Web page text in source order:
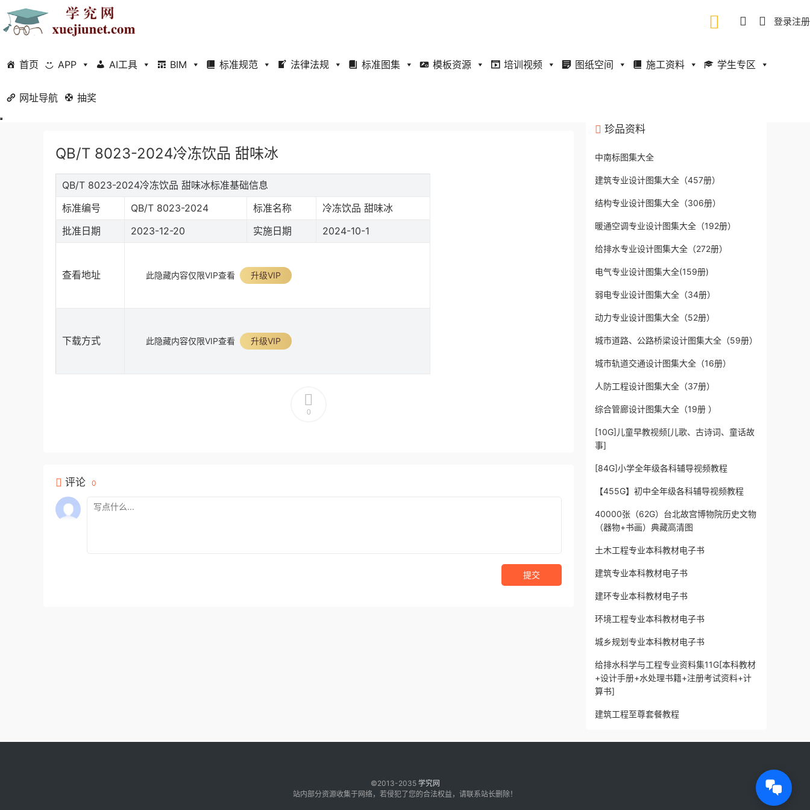
登录注册
首页 APP AI工具 BIM 标准规范 法律法规 标准图集 模板资源 培训视频 图纸空间 施工资料 学生专区
网址导航 抽奖
当前位置：首页
QB/T 8023-2024冷冻饮品 甜味冰
QB/T 8023-2024冷冻饮品 甜味冰标准基础信息
标准编号
QB/T 8023-2024 标准名称
冷冻饮品 甜味冰
批准日期
2023-12-20 实施日期 2024-10-1
查看地址 此隐藏内容仅限VIP查看 升级VIP
下载方式 此隐藏内容仅限VIP查看 升级VIP
0
评论 0
提交
珍品资料
中南标图集大全
建筑专业设计图集大全（457册）
结构专业设计图集大全（306册）
暖通空调专业设计图集大全（192册）
给排水专业设计图集大全（272册）
电气专业设计图集大全(159册)
弱电专业设计图集大全（34册）
动力专业设计图集大全（52册）
城市道路、公路桥梁设计图集大全（59册）
城市轨道交通设计图集大全（16册）
人防工程设计图集大全（37册）
综合管廊设计图集大全（19册 ）
[10G]儿童早教视频[儿歌、古诗词、童话故
事]
[84G]小学全年级各科辅导视频教程
【455G】初中全年级各科辅导视频教程
40000张（62G）台北故宫博物院历史文物
（器物+书画）典藏高清图
土木工程专业本科教材电子书
建筑专业本科教材电子书
建环专业本科教材电子书
环境工程专业本科教材电子书
城乡规划专业本科教材电子书
给排水科学与工程专业资料集11G[本科教材
+设计手册+水处理书籍+注册考试资料+计
算书]
建筑工程至尊套餐教程
©2013-2035 学究网
站内部分资源收集于网络，若侵犯了您的合法权益，请联系站长删除！